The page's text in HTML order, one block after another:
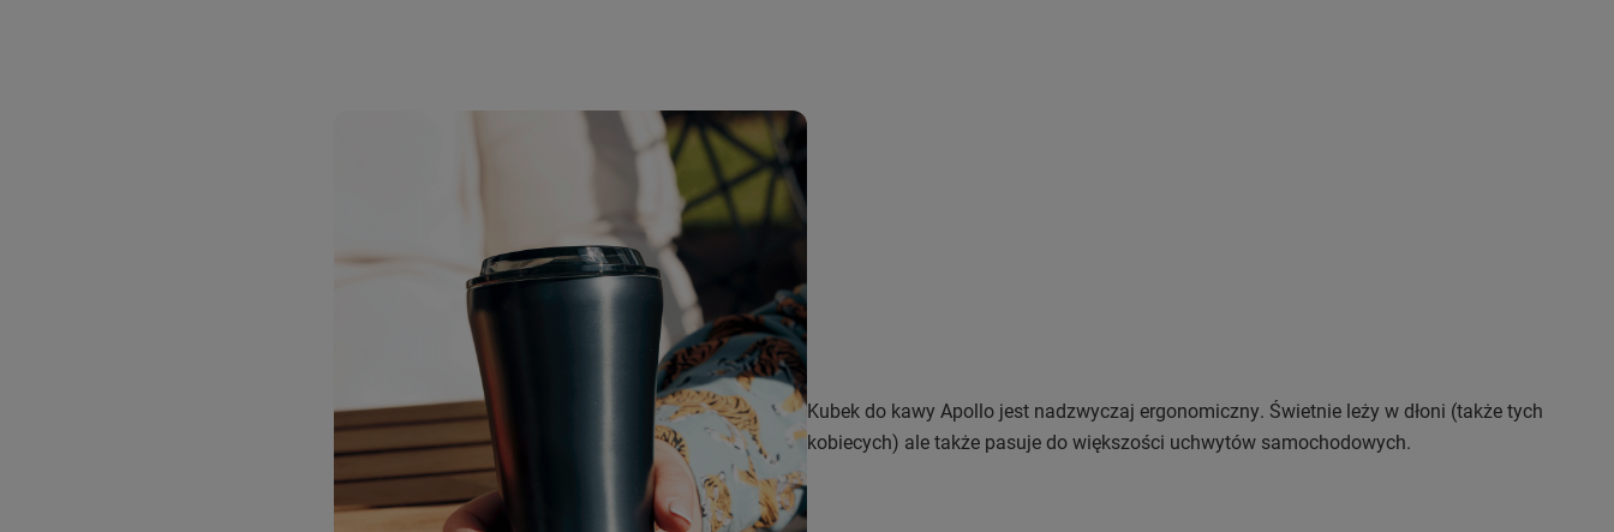
Kubek do kawy Apollo jest nadzwyczaj ergonomiczny. Świetnie leży w dłoni (także tych
kobiecych) ale także pasuje do większości uchwytów samochodowych.